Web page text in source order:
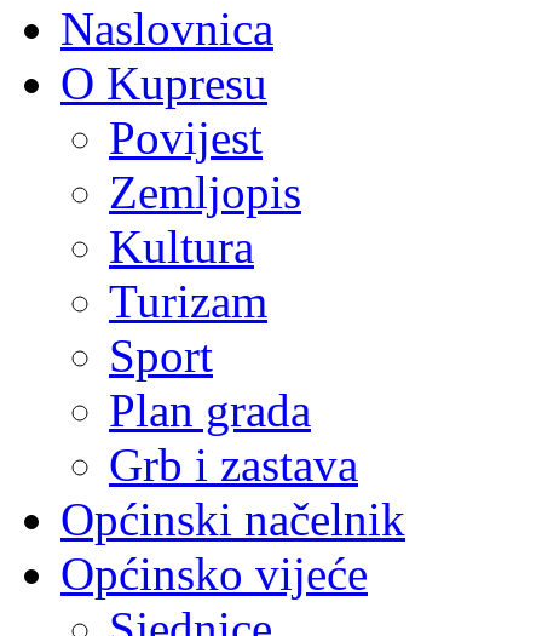
Naslovnica
O Kupresu
Povijest
Zemljopis
Kultura
Turizam
Sport
Plan grada
Grb i zastava
Općinski načelnik
Općinsko vijeće